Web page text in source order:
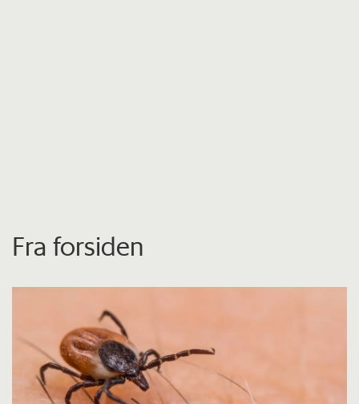
Fra forsiden